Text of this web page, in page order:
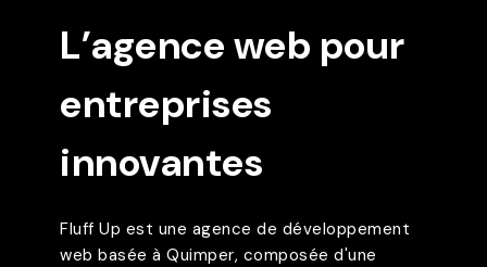
L’agence web pour
entreprises
innovantes
Fluff Up est une agence de développement
web basée à Quimper, composée d'une